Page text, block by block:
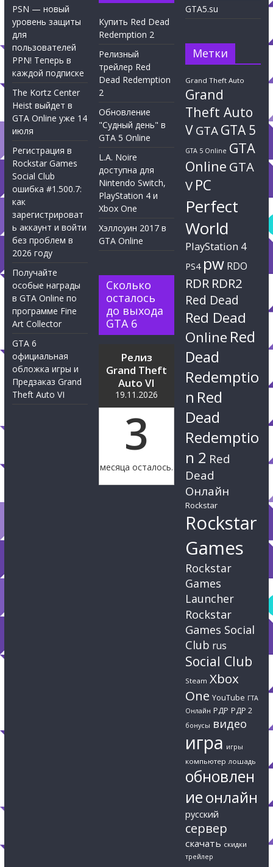
PSN — новый
уровень защиты
для
пользователей
PPN! Теперь в
каждой подписке
The Kortz Center
Heist выйдет в
GTA Online уже 14
июля
Регистрация в
Rockstar Games
Social Club
ошибка #1.500.7:
как
зарегистрироват
ь аккаунт и войти
без проблем в
2026 году
Получайте
особые награды
в GTA Online по
программе Fine
Art Collector
GTA 6
официальная
обложка игры и
Предзаказ Grand
Theft Auto VI
Купить Red Dead
Redemption 2
Релизный
трейлер Red
Dead Redemption
2
Обновление
"Судный день" в
GTA 5 Online
L.A. Noire
доступна для
Nintendo Switch,
PlayStation 4 и
Xbox One
Хэллоуин 2017 в
GTA Online
Сколько
осталось
до выхода
GTA 6
Релиз
Grand Theft
Auto VI
19.11.2026
3
месяца осталось.
GTA5.su
Метки
Grand Theft Auto
Grand
Theft Auto
VGTAGTA 5
GTA 5 Online GTA
Online GTA
V PC
Perfect
World
PlayStation 4
PS4 pw RDO
RDR RDR2
Red Dead
Red Dead
Online Red
Dead
Redemptio
n Red
Dead
Redemptio
n 2 Red
Dead
Онлайн
Rockstar
Rockstar
Games
Rockstar
Games
Launcher
Rockstar
Games Social
Club rus
Social Club
Steam Xbox
One YouTube ГТА
Онлайн РДР РДР 2
бонусы видео
игра игры
компьютер лошадь
обновлен
иеонлайн
русский
сервер
скачать скидки
трейлер